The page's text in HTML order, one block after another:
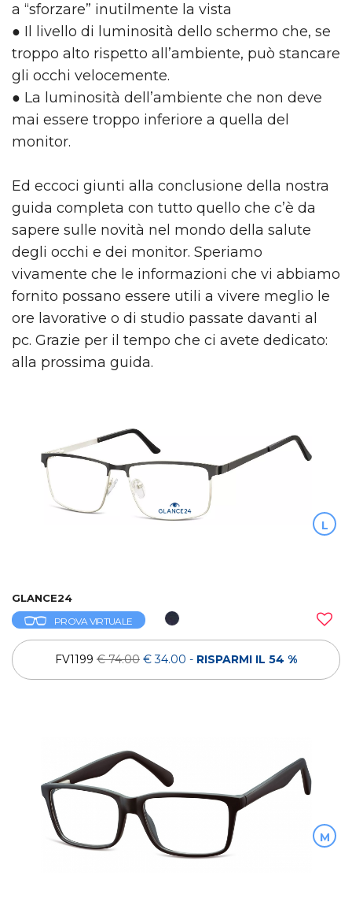
a “sforzare” inutilmente la vista
● Il livello di luminosità dello schermo che, se
troppo alto rispetto all’ambiente, può stancare
gli occhi velocemente.
● La luminosità dell’ambiente che non deve
mai essere troppo inferiore a quella del
monitor.
Ed eccoci giunti alla conclusione della nostra
guida completa con tutto quello che c’è da
sapere sulle novità nel mondo della salute
degli occhi e dei monitor. Speriamo
vivamente che le informazioni che vi abbiamo
fornito possano essere utili a vivere meglio le
ore lavorative o di studio passate davanti al
pc. Grazie per il tempo che ci avete dedicato:
alla prossima guida.
L
GLANCE24
PROVA VIRTUALE
FV1199 € 74.00 € 34.00 - RISPARMI IL 54 %
M